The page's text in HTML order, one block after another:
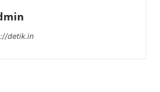
detik.in